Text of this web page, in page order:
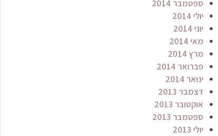
ספטמבר 2014
יולי 2014
יוני 2014
מאי 2014
מרץ 2014
פברואר 2014
ינואר 2014
דצמבר 2013
אוקטובר 2013
ספטמבר 2013
יולי 2013